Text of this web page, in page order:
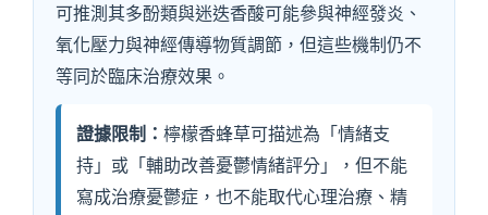
可推測其多酚類與迷迭香酸可能參與神經發炎、
氧化壓力與神經傳導物質調節，但這些機制仍不
等同於臨床治療效果。
證據限制： 檸檬香蜂草可描述為「情緒支
持」或「輔助改善憂鬱情緒評分」，但不能
寫成治療憂鬱症，也不能取代心理治療、精